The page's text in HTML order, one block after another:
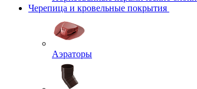
Черепица и кровельные покрытия
Аэраторы